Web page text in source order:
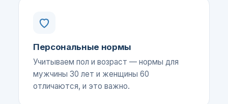
Персональные нормы
Учитываем пол и возраст — нормы для
мужчины 30 лет и женщины 60
отличаются, и это важно.